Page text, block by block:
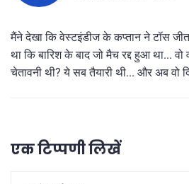
मैंने देखा कि वेस्टइंडीज के कप्तान ने टॉस
था कि बारिश के बाद जो मैच रद्द हुआ था...
चेतावनी थी? ये सब तैयारी थी... और अब वो
एक टिप्पणी लिखें